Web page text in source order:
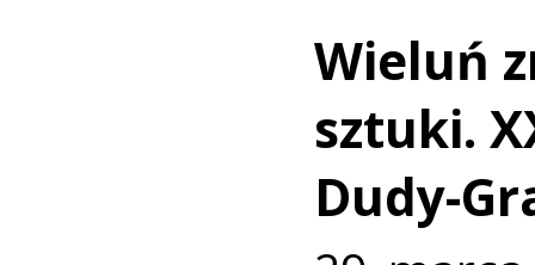
Wieluń
sztuki.
Dudy-